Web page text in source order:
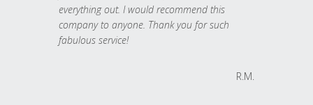
everything out. I would recommend this
company to anyone. Thank you for such
fabulous service!
R.M.